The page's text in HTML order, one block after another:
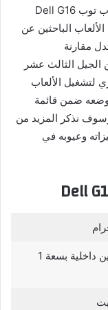
أطلقت شركة ديل العالمية أحدث إصداراتها لاب توب Dell G16
الألعاب الباحثين عن
مقارنة
الجيل الثالث عشر
لتشغيل الألعاب
ضمن قائمة
اللاب توب للألعاب لعام 2025، وسوف نذكر المزيد من
وعيوبه في
وحدة تخزين داخلية بسعة 1